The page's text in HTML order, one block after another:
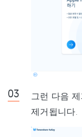
그런 다음
제거됩니다.